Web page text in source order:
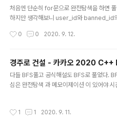
습니다. 하지만 매번 요청을 할 때마다 응답
에(요청을 보내고 응답을 받을때까지는
받는 것도 부하가 생길 수 있습니다. 즉, 레디
처음엔 단순히 for문으로 완전탐색을 하면
하지만 생각해보니 user_id와 banned_id
었다. 따라서 브루트 포스방식으로 풀려면
는 0부터 4까지이고 banned_id의 인덱스
지이다. 따라서 user_id의 인덱스
012 0 1 2 013 0 1 2 014 0 1 2 023 0 1
034 0 1 2 021 0 1 2 023 0 1 2 ... 102 0
0 0 2020. 9. 12.
경주로 건설 - 카카오 2020 C++
다들 BFS풀고 공식해설도 BFS로 풀었다.
심은 완전탐색 과 메모이제이션 이 있어야
답이 가능하다. 핵심은 cost배열(메모이제이
1 1 2020. 9. 11.